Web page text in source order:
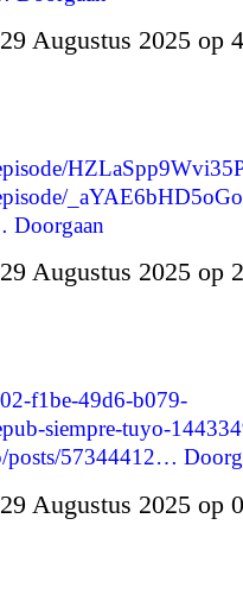
Augustus 2025 op
Doorgaan
Augustus 2025 op
f1be-49d6-b079-
siempre-tuyo-
posts/57344412…
Augustus 2025 op